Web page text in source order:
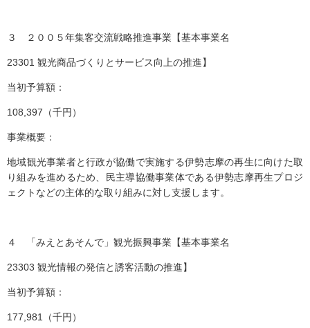
３ ２００５年集客交流戦略推進事業【基本事業名
23301 観光商品づくりとサービス向上の推進】
当初予算額：
108,397（千円）
事業概要：
地域観光事業者と行政が協働で実施する伊勢志摩の再生に向けた取
り組みを進めるため、民主導協働事業体である伊勢志摩再生プロジ
ェクトなどの主体的な取り組みに対し支援します。
４ 「みえとあそんで」観光振興事業【基本事業名
23303 観光情報の発信と誘客活動の推進】
当初予算額：
177,981（千円）